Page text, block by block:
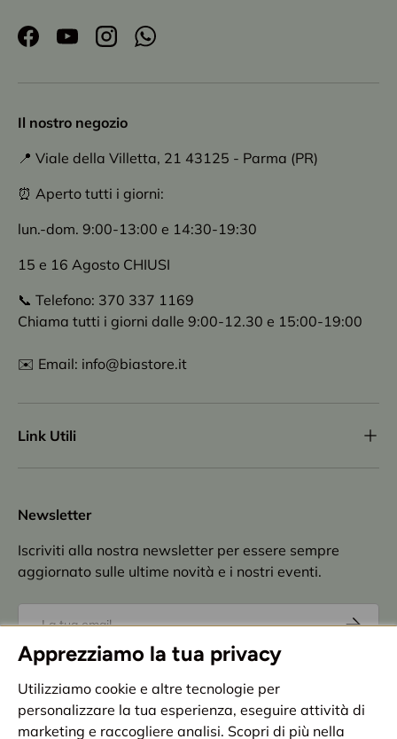
Apprezziamo la tua privacy
Utilizziamo cookie e altre tecnologie per
personalizzare la tua esperienza, eseguire attività di
marketing e raccogliere analisi. Scopri di più nella
FacebookYouTubeInstagramWhatsApp
Il nostro negozio
📍 Viale della Villetta, 21 43125 - Parma (PR)
⏰ Aperto tutti i giorni:
lun.-dom. 9:00-13:00 e 14:30-19:30
15 e 16 Agosto CHIUSI
📞 Telefono: 370 337 1169
Chiama tutti i giorni dalle 9:00-12.30 e 15:00-19:00
✉️ Email: info@biastore.it
Link Utili
Newsletter
Iscriviti alla nostra newsletter per essere sempre
aggiornato sulle ultime novità e i nostri eventi.
Iscriviti
Accettazioneprivacy policy
Metodi di pagamento accettati